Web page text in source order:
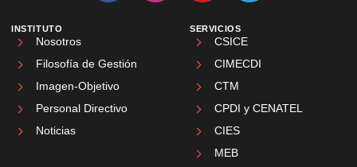
INSTITUTO
Nosotros
Filosofía de Gestión
Imagen-Objetivo
Personal Directivo
Noticias
SERVICIOS
CSICE
CIMECDI
CTM
CPDI y CENATEL
CIES
MEB